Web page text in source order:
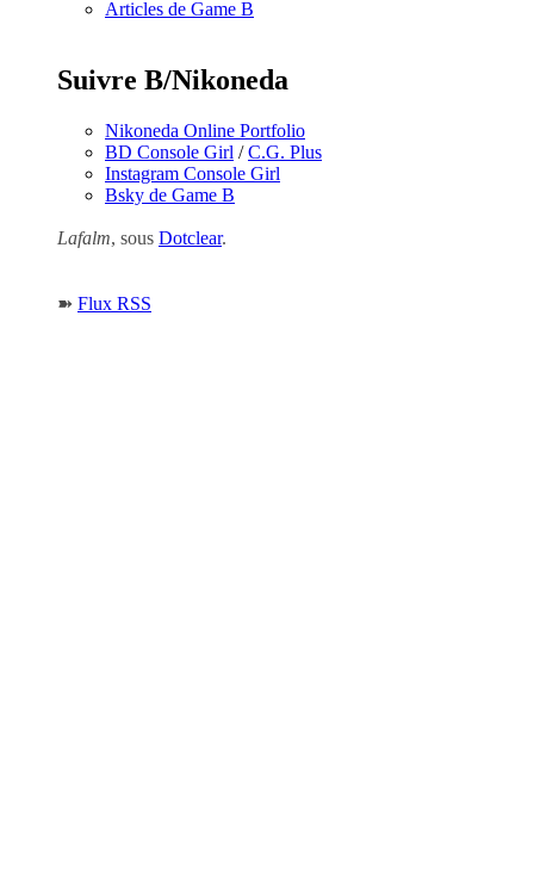
Articles de Game B
Suivre B/Nikoneda
Nikoneda Online Portfolio
BD Console Girl /C.G. Plus
Instagram Console Girl
Bsky de Game B
Lafalm, sous Dotclear.
➽ Flux RSS